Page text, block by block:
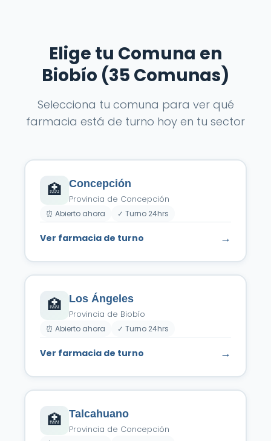
Elige tu Comuna en
Biobío (35 Comunas)
Selecciona tu comuna para ver qué
farmacia está de turno hoy en tu sector
🏥 Concepción
Provincia de Concepción
⏰ Abierto ahora ✓ Turno 24hrs
Ver farmacia de turno →
🏥 Los Ángeles
Provincia de Biobío
⏰ Abierto ahora ✓ Turno 24hrs
Ver farmacia de turno →
🏥 Talcahuano
Provincia de Concepción